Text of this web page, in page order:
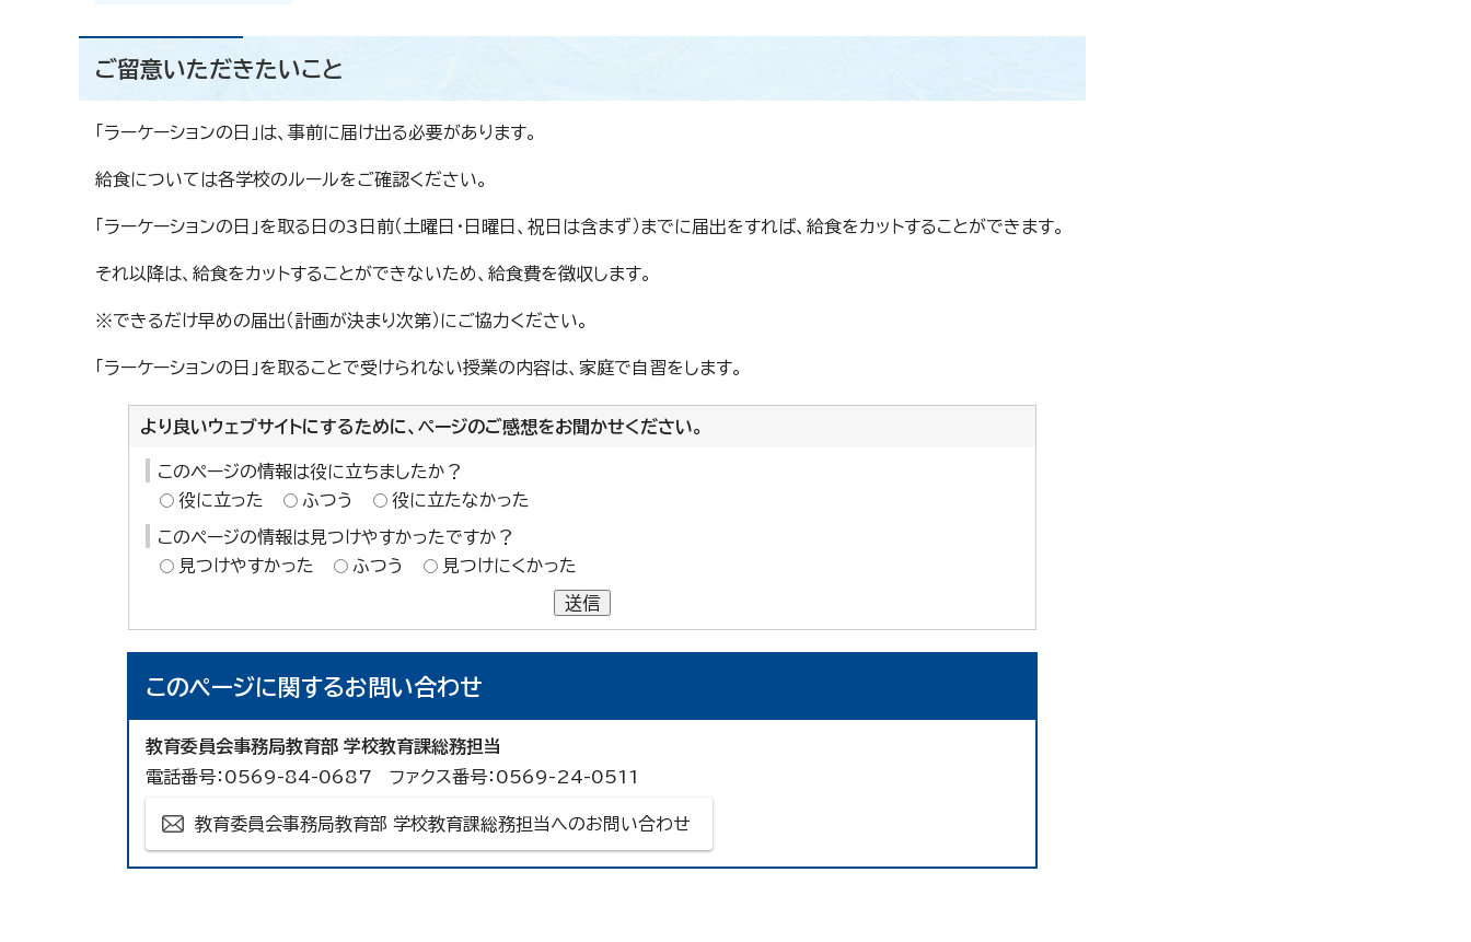
ご留意いただきたいこと
「ラーケーションの日」は、事前に届け出る必要があります。
給食については各学校のルールをご確認ください。
「ラーケーションの日」を取る日の3日前（土曜日・日曜日、祝日は含まず）までに届出をすれば、給食をカットすることができます。
それ以降は、給食をカットすることができないため、給食費を徴収します。
※できるだけ早めの届出（計画が決まり次第）にご協力ください。
「ラーケーションの日」を取ることで受けられない授業の内容は、家庭で自習をします。
より良いウェブサイトにするために、ページのご感想をお聞かせください。
このページの情報は役に立ちましたか？
役に立った
ふつう 役に立たなかった
このページの情報は見つけやすかったですか？
見つけやすかった
ふつう 見つけにくかった
送信
このページに関するお問い合わせ
教育委員会事務局教育部 学校教育課総務担当
電話番号：0569-84-0687 ファクス番号：0569-24-0511
教育委員会事務局教育部 学校教育課総務担当へのお問い合わせ